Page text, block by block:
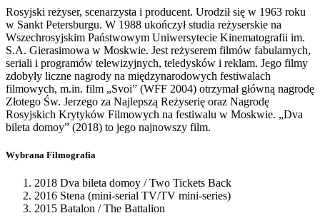
Rosyjski reżyser, scenarzysta i producent. Urodził się w 1963 roku
w Sankt Petersburgu. W 1988 ukończył studia reżyserskie na
Wszechrosyjskim Państwowym Uniwersytecie Kinematografii im.
S.A. Gierasimowa w Moskwie. Jest reżyserem filmów fabularnych,
seriali i programów telewizyjnych, teledysków i reklam. Jego filmy
zdobyły liczne nagrody na międzynarodowych festiwalach
filmowych, m.in. film „Svoi” (WFF 2004) otrzymał główną nagrodę
Złotego Św. Jerzego za Najlepszą Reżyserię oraz Nagrodę
Rosyjskich Krytyków Filmowych na festiwalu w Moskwie. „Dva
bileta domoy” (2018) to jego najnowszy film.
Wybrana Filmografia
2018 Dva bileta domoy / Two Tickets Back
2016 Stena (mini-serial TV/TV mini-series)
2015 Batalon / The Battalion